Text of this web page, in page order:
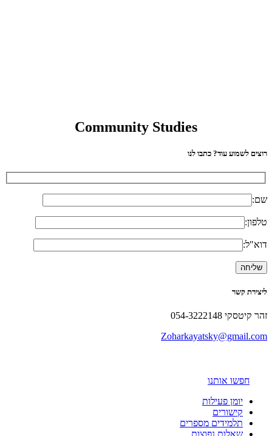
Community Studies
רוצים לשמוע עוד? כתבו לנו
שם:
טלפון:
דוא"ל:
ליצירת קשר
זהר קיטסקי 054-3222148
Zoharkayatsky@gmail.com
חפשו אותנו
יומן פעילות
קישורים
תלמידים מספרים